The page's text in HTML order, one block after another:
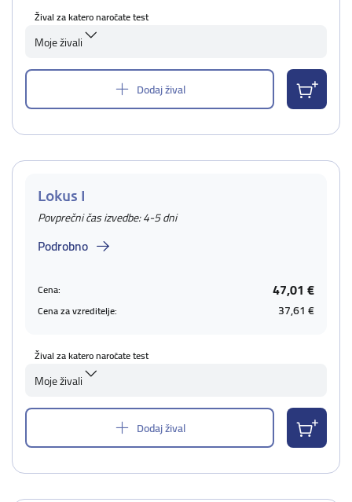
Žival za katero naročate test
Moje živali
Dodaj žival
Lokus I
Povprečni čas izvedbe: 4-5 dni
Podrobno
Cena: 47,01 €
Cena za vzreditelje: 37,61 €
Žival za katero naročate test
Moje živali
Dodaj žival